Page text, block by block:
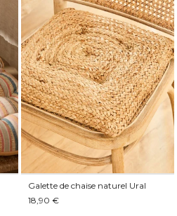
Galette de chaise naturel Ural
18,90 €